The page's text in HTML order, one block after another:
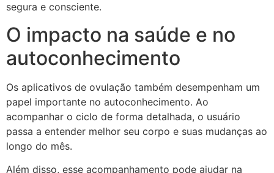
segura e consciente.
O impacto na saúde e no
autoconhecimento
Os aplicativos de ovulação também desempenham um
papel importante no autoconhecimento. Ao
acompanhar o ciclo de forma detalhada, o usuário
passa a entender melhor seu corpo e suas mudanças ao
longo do mês.
Além disso, esse acompanhamento pode ajudar na